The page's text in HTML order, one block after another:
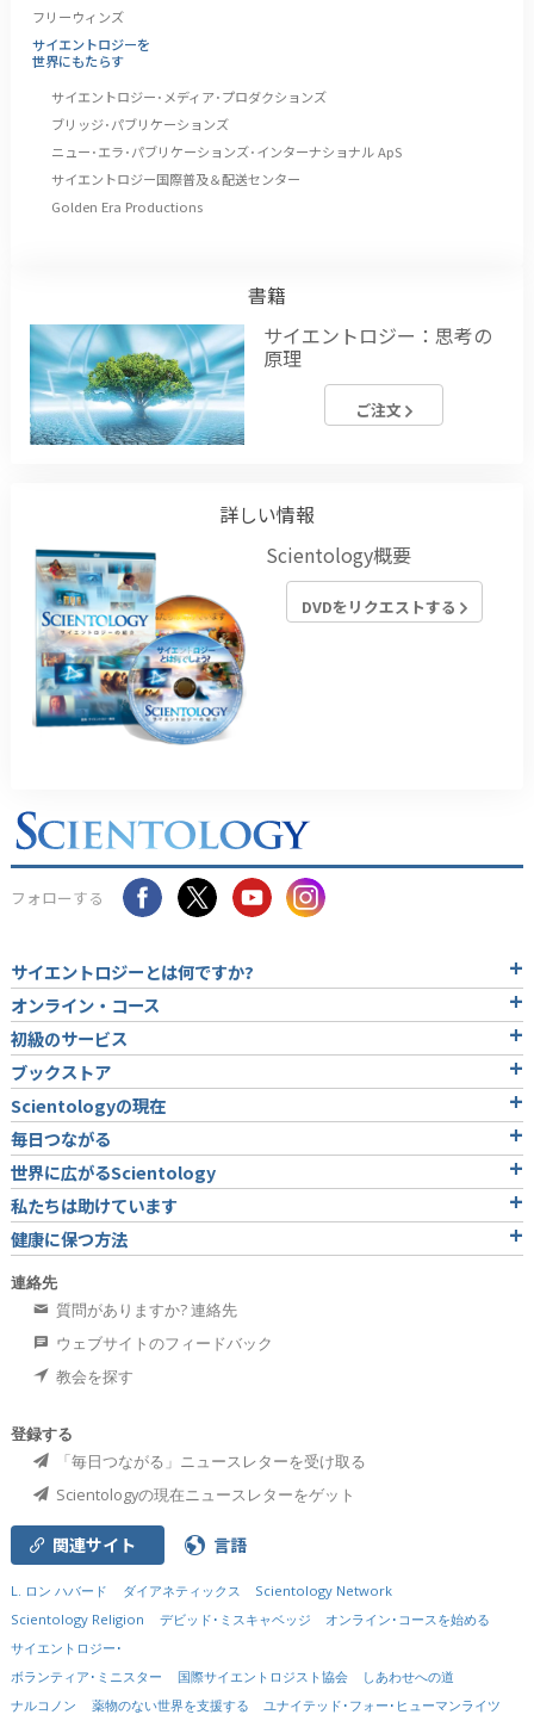
フリーウィンズ
サイエントロジーを
世界にもたらす
サイエントロジー･メディア･プロダクションズ
ブリッジ･パブリケーションズ
ニュー･エラ･パブリケーションズ･インターナショナル ApS
サイエントロジー国際普及＆配送センター
Golden Era Productions
書籍
サイエントロジー：思考の
原理
ご注文
詳しい情報
Scientology概要
DVDをリクエストする
フォローする
サイエントロジーとは何ですか?
オンライン・コース
初級のサービス
ブックストア
Scientologyの現在
毎日つながる
世界に広がるScientology
私たちは助けています
健康に保つ方法
連絡先
質問がありますか? 連絡先
ウェブサイトのフィードバック
教会を探す
登録する
「毎日つながる」ニュースレターを受け取る
Scientologyの現在ニュースレターをゲット
関連サイト 言語
L. ロン ハバード ダイアネティックス
Scientology Network
Scientology Religion
デビッド･ミスキャベッジ
オンライン･コースを始める
サイエントロジー･
ボランティア･ミニスター
国際サイエントロジスト協会
しあわせへの道
ナルコノン
薬物のない世界を支援する
ユナイテッド･フォー･ヒューマンライツ